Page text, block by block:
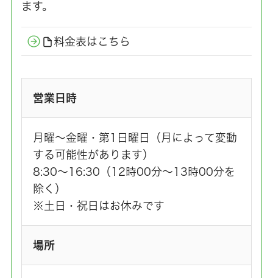
ます。
料金表はこちら
営業日時
月曜～金曜・第1日曜日（月によって変動
する可能性があります）
8:30～16:30（12時00分～13時00分を
除く）
※土日・祝日はお休みです
場所